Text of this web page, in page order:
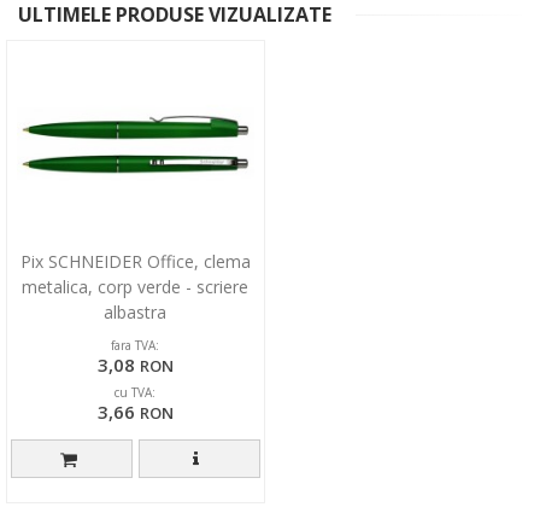
ULTIMELE PRODUSE VIZUALIZATE
Pix SCHNEIDER Office, clema
metalica, corp verde - scriere
albastra
fara TVA:
3,08 RON
cu TVA:
3,66 RON